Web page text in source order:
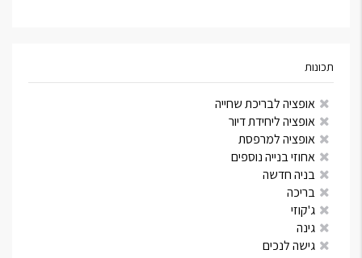
תכונות
אופציה לבריכת שחייה
אופציה ליחידת דיור
אופציה למרפסת
אחוזי בנייה נוספים
בניה חדשה
בריכה
ג'קוזי
גינה
גישה לנכים